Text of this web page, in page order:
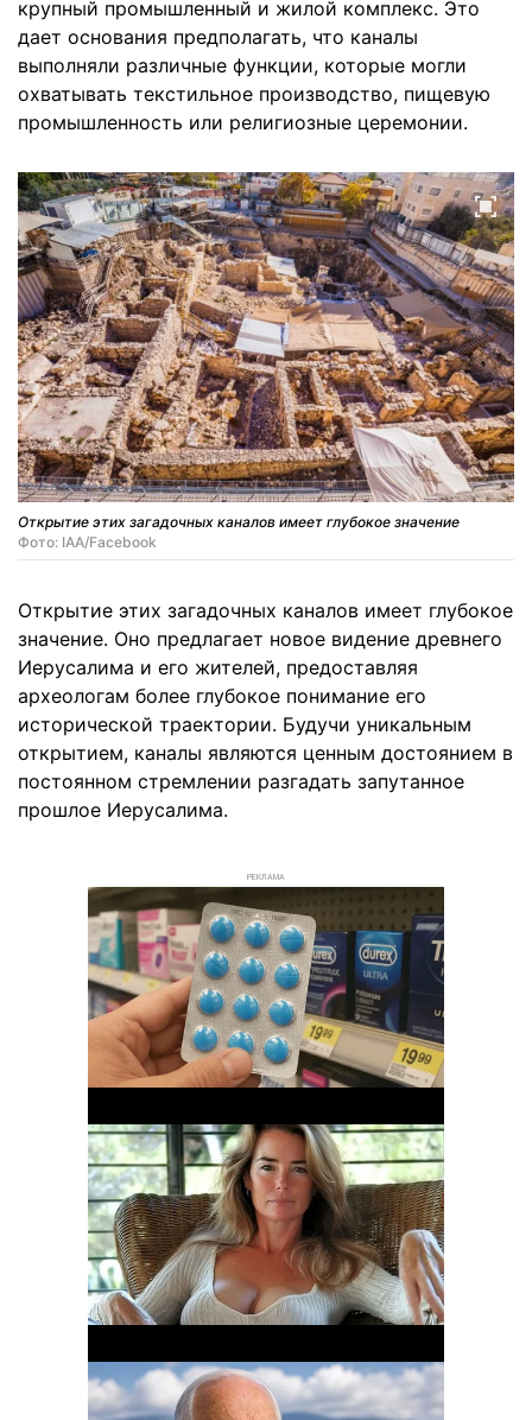
крупный промышленный и жилой комплекс. Это
дает основания предполагать, что каналы
выполняли различные функции, которые могли
охватывать текстильное производство, пищевую
промышленность или религиозные церемонии.
Открытие этих загадочных каналов имеет глубокое значение
Фото: IAA/Facebook
Открытие этих загадочных каналов имеет глубокое
значение. Оно предлагает новое видение древнего
Иерусалима и его жителей, предоставляя
археологам более глубокое понимание его
исторической траектории. Будучи уникальным
открытием, каналы являются ценным достоянием в
постоянном стремлении разгадать запутанное
прошлое Иерусалима.
РЕКЛАМА